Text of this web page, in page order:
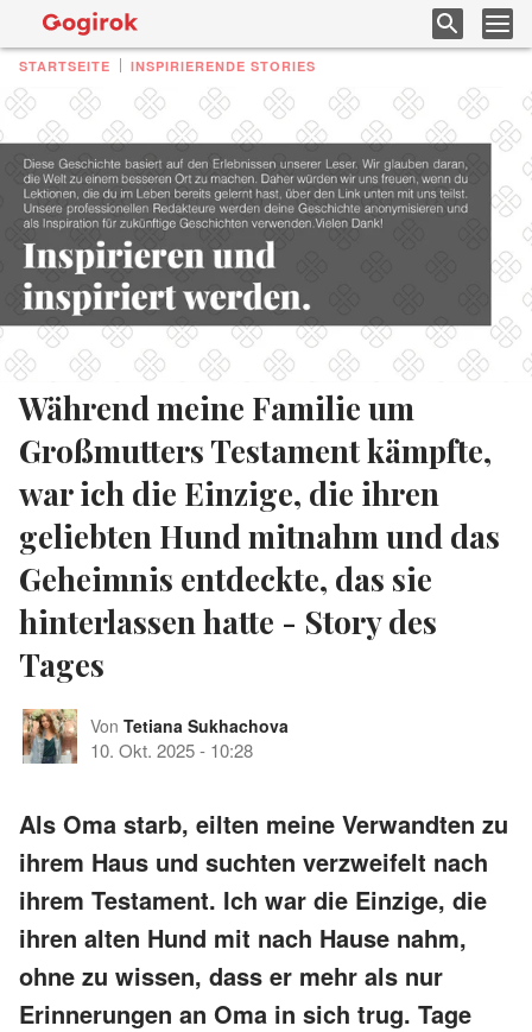
STARTSEITE INSPIRIERENDE STORIES
Während meine Familie um
Großmutters Testament kämpfte,
war ich die Einzige, die ihren
geliebten Hund mitnahm und das
Geheimnis entdeckte, das sie
hinterlassen hatte - Story des
Tages
Von Tetiana Sukhachova
10. Okt. 2025- 10:28
Als Oma starb, eilten meine Verwandten zu
ihrem Haus und suchten verzweifelt nach
ihrem Testament. Ich war die Einzige, die
ihren alten Hund mit nach Hause nahm,
ohne zu wissen, dass er mehr als nur
Erinnerungen an Oma in sich trug. Tage